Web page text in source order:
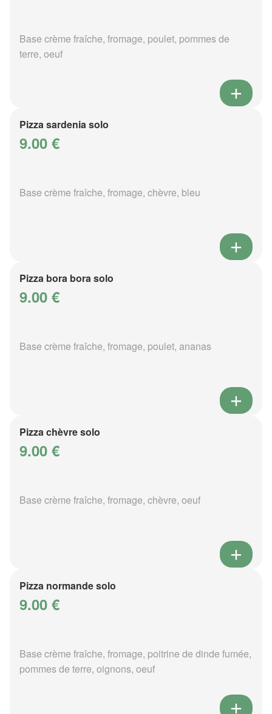
Base crème fraîche, fromage, poulet, pommes de
terre, oeuf
Pizza sardenia solo
9.00 €
Base crème fraîche, fromage, chèvre, bleu
Pizza bora bora solo
9.00 €
Base crème fraîche, fromage, poulet, ananas
Pizza chèvre solo
9.00 €
Base crème fraîche, fromage, chèvre, oeuf
Pizza normande solo
9.00 €
Base crème fraîche, fromage, poitrine de dinde fumée,
pommes de terre, oignons, oeuf